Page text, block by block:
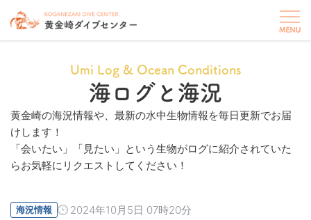
Umi Log & Ocean Conditions
海ログと海況
黄金崎の海況情報や、最新の水中生物情報を毎日更新でお届
けします！
「会いたい」「見たい」という生物がログに紹介されていた
らお気軽にリクエストしてください！
海況情報 2024年10月5日 07時20分